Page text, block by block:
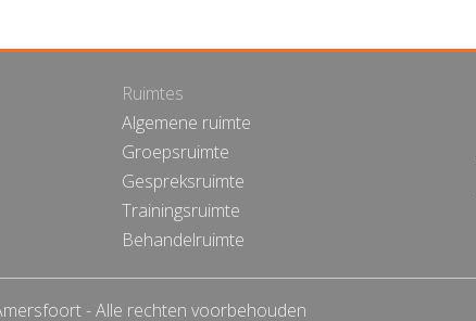
Ruimtes
Algemene ruimte
Groepsruimte
Gespreksruimte
Trainingsruimte
Behandelruimte
- Alle rechten voorbehouden